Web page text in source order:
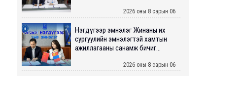
2026 оны 8 сарын 06
Нэгдүгээр эмнэлэг Жинаны их
сургуулийн эмнэлэгтэй хамтын
ажиллагааны санамж бичиг...
2026 оны 8 сарын 06